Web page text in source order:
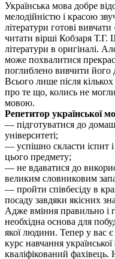
Українська мова добре
мелодійністю і красою
літератури готові
читати вірші Кобзаря Т.Г.
літератури в оригіналі.
може похвалитися
поглиблено вивчити
Всього лише після
про те що, колись не
мовою.
Репетитор української
— підготуватися до
університеті;
— успішно скласти іспит
цього предмету;
— не вдаватися до
великим словниковим
— пройти співбесіду в
посаду завдяки якісних
Адже вміння правильно і
необхідна основа для
якої людини. Тепер у вас
курс навчання
кваліфікований фахівець.